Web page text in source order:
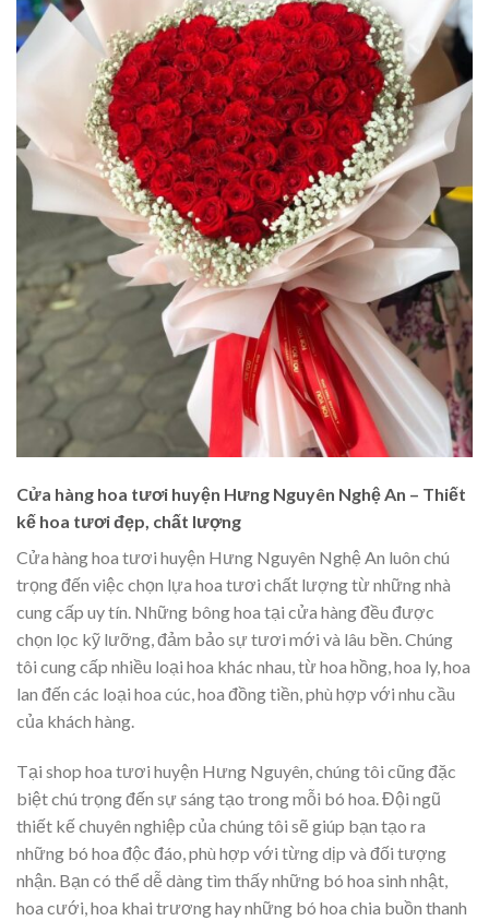
Cửa hàng hoa tươi huyện Hưng Nguyên Nghệ An – Thiết
kế hoa tươi đẹp, chất lượng
Cửa hàng hoa tươi huyện Hưng Nguyên Nghệ An luôn chú
trọng đến việc chọn lựa hoa tươi chất lượng từ những nhà
cung cấp uy tín. Những bông hoa tại cửa hàng đều được
chọn lọc kỹ lưỡng, đảm bảo sự tươi mới và lâu bền. Chúng
tôi cung cấp nhiều loại hoa khác nhau, từ hoa hồng, hoa ly, hoa
lan đến các loại hoa cúc, hoa đồng tiền, phù hợp với nhu cầu
của khách hàng.
Tại shop hoa tươi huyện Hưng Nguyên, chúng tôi cũng đặc
biệt chú trọng đến sự sáng tạo trong mỗi bó hoa. Đội ngũ
thiết kế chuyên nghiệp của chúng tôi sẽ giúp bạn tạo ra
những bó hoa độc đáo, phù hợp với từng dịp và đối tượng
nhận. Bạn có thể dễ dàng tìm thấy những bó hoa sinh nhật,
hoa cưới, hoa khai trương hay những bó hoa chia buồn thanh